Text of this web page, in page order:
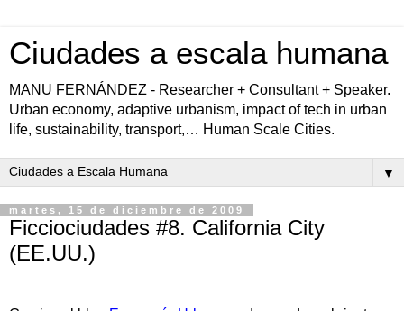
Ciudades a escala humana
MANU FERNÁNDEZ - Researcher + Consultant + Speaker.
Urban economy, adaptive urbanism, impact of tech in urban
life, sustainability, transport,… Human Scale Cities.
▼
martes, 15 de diciembre de 2009
Ficciociudades #8. California City
(EE.UU.)